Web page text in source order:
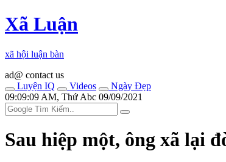
Xã Luận
xã hội luận bàn
ad@ contact us
Luyện IQ
Videos
Ngày Đẹp
09:09:09 AM, Thứ Abc 09/09/2021
Sau hiệp một, ông xã lại